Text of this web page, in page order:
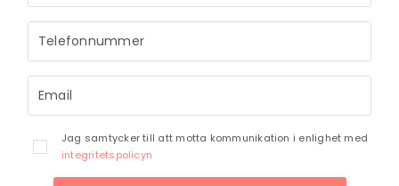
Jag samtycker till att motta kommunikation i enlighet med
integritetspolicyn